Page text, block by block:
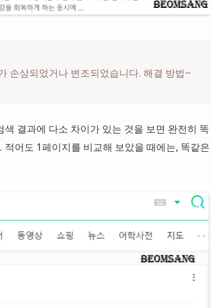
손상되었거나 변조되었습니다. 해결 방법~
결과에 다소 차이가 있는 것을 보면 완전히 똑
어도 1페이지를 비교해 보았을 때에는, 똑같은